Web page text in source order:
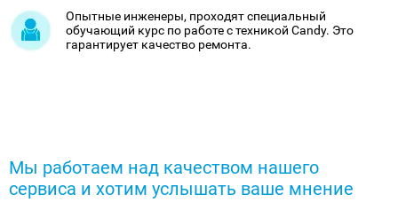
Опытные инженеры, проходят специальный
обучающий курс по работе с техникой Candy. Это
гарантирует качество ремонта.
Мы работаем над качеством нашего
сервиса и хотим услышать ваше мнение